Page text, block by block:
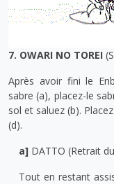
7. OWARI NO TOREI
Après avoir fini le
sabre (a), placez-le
sol et saluez (b).
(d).
a] DATTO (Retrait
Tout en restant